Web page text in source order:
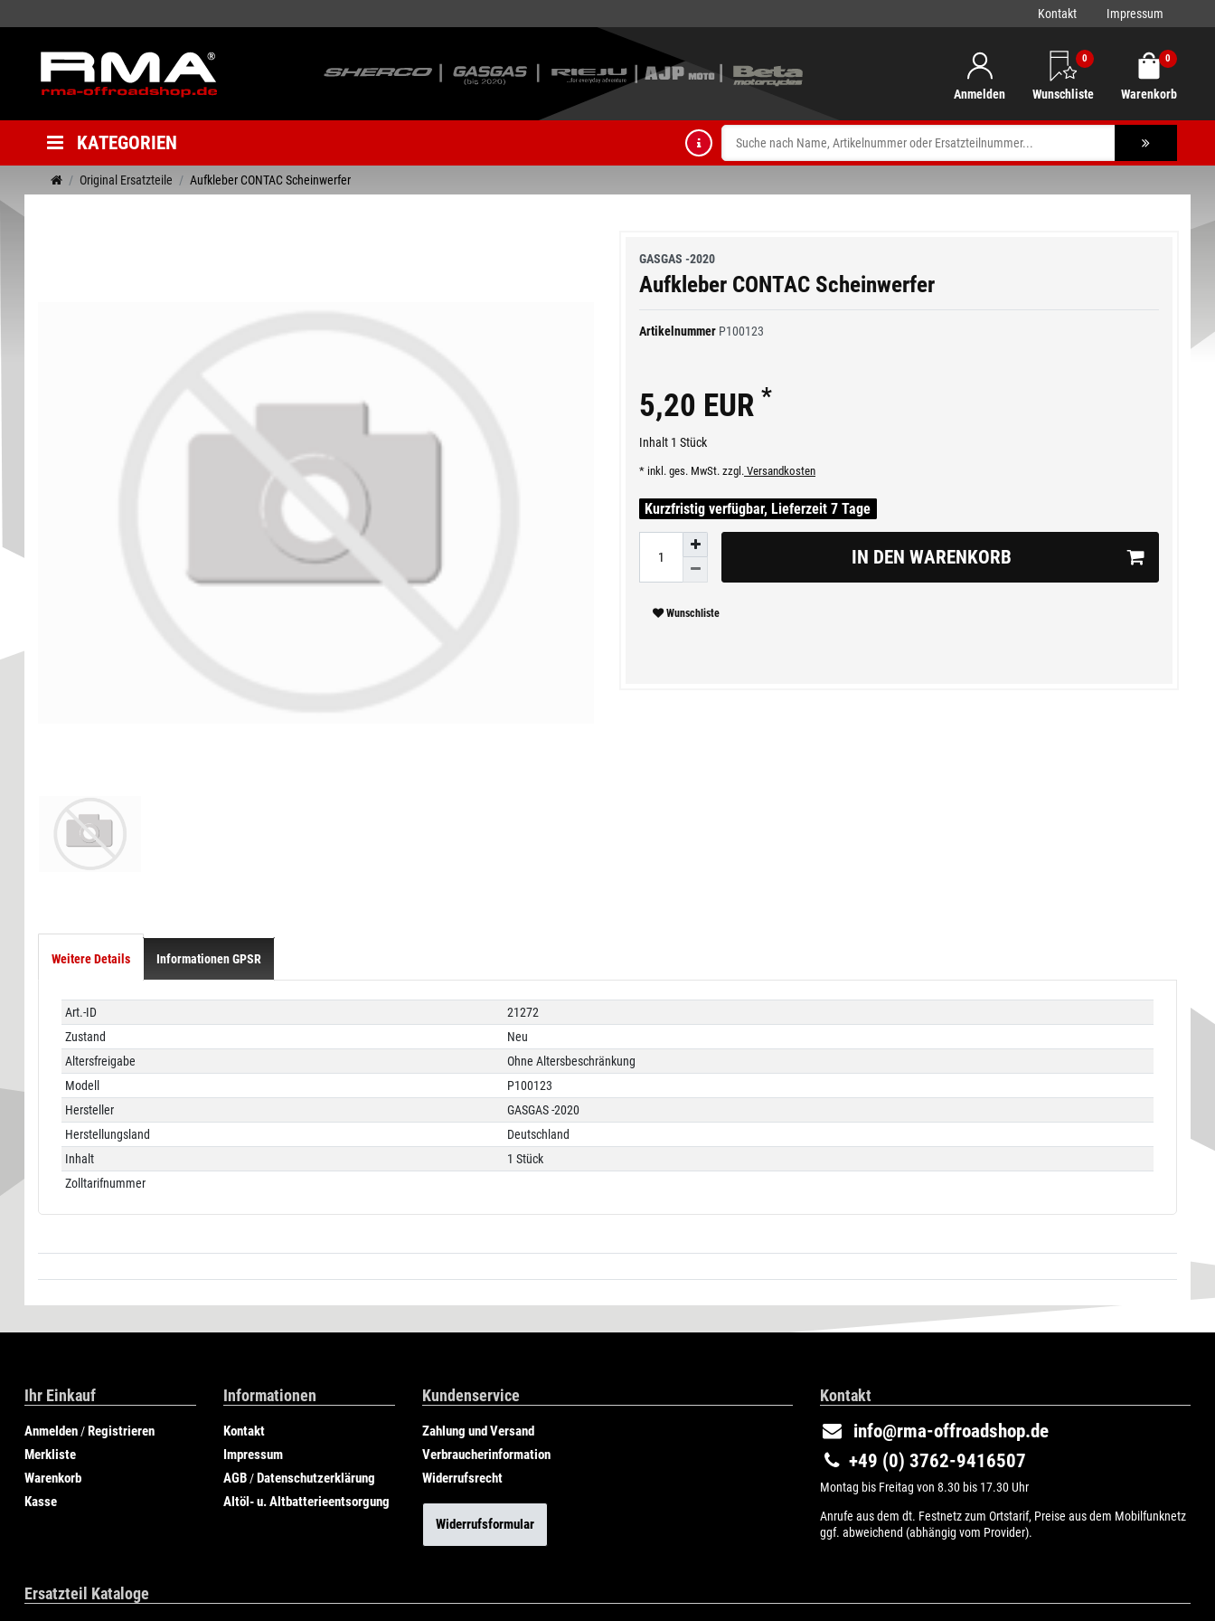
Kontakt Impressum
Anmelden
0
Wunschliste
0
Warenkorb
KATEGORIEN
Original Ersatzteile Aufkleber CONTAC Scheinwerfer
GASGAS -2020
Aufkleber CONTAC Scheinwerfer
Artikelnummer P100123
5,20 EUR *
Inhalt 1 Stück
* inkl. ges. MwSt. zzgl. Versandkosten
Kurzfristig verfügbar, Lieferzeit 7 Tage
IN DEN WARENKORB
Wunschliste
Weitere Details Informationen GPSR
Technisches
Merkmal
Wert
Art.-ID
21272
Zustand
Neu
Altersfreigabe
Ohne Altersbeschränkung
Modell
P100123
Hersteller
GASGAS -2020
Herstellungsland
Deutschland
Inhalt
1 Stück
Zolltarifnummer
Ihr Einkauf
Anmelden /Registrieren
Merkliste
Warenkorb
Kasse
Informationen
Kontakt
Impressum
AGB /Datenschutzerklärung
Altöl- u. Altbatterieentsorgung
Kundenservice
Zahlung und Versand
Verbraucherinformation
Widerrufsrecht
Widerrufsformular
Kontakt
info@rma-offroadshop.de
+49 (0) 3762-9416507
Montag bis Freitag von 8.30 bis 17.30 Uhr
Anrufe aus dem dt. Festnetz zum Ortstarif, Preise aus dem Mobilfunknetz
ggf. abweichend (abhängig vom Provider).
Ersatzteil Kataloge